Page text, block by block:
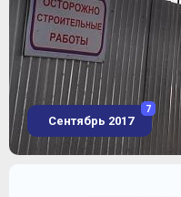
Сентябрь 2017
7